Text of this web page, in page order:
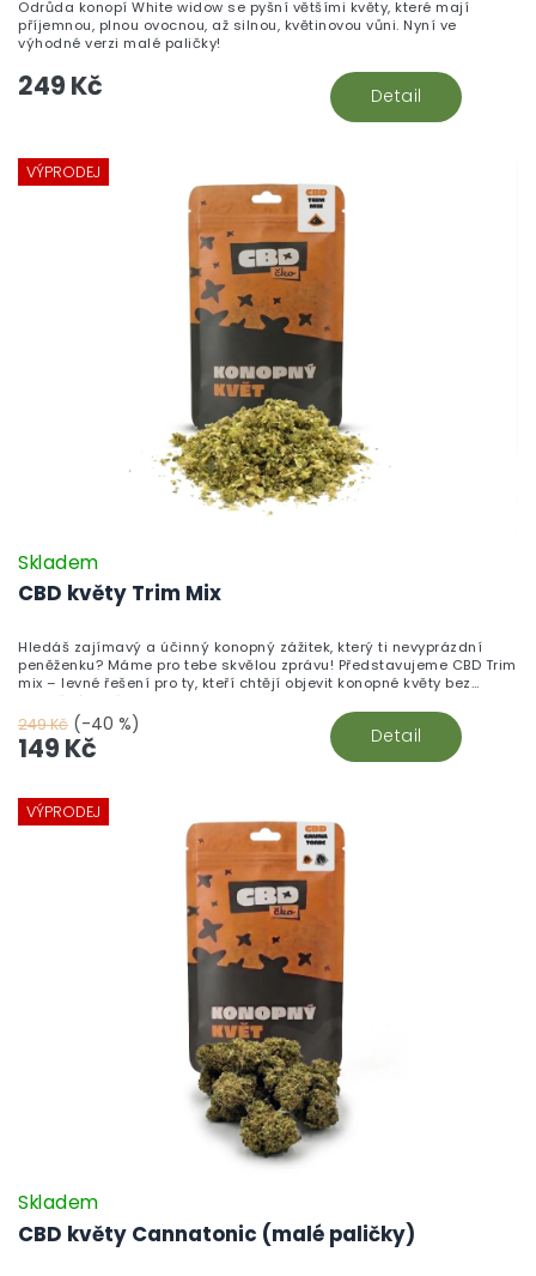
249 Kč Detail
Odrůda konopí White widow se pyšní většími květy, které mají
příjemnou, plnou ovocnou, až silnou, květinovou vůni. Nyní ve
výhodné verzi malé paličky!
VÝPRODEJ
CBD květy Trim Mix
Skladem
249 Kč (-40 %)
149 Kč Detail
Hledáš zajímavý a účinný konopný zážitek, který ti nevyprázdní
peněženku? Máme pro tebe skvělou zprávu! Představujeme CBD Trim
mix – levné řešení pro ty, kteří chtějí objevit konopné květy bez
zbytečného přepychu.
VÝPRODEJ
CBD květy Cannatonic (malé paličky)
Skladem